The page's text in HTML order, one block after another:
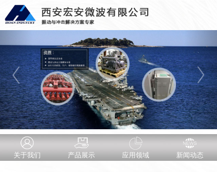
关于我们 产品展示 应用领域 新闻动态